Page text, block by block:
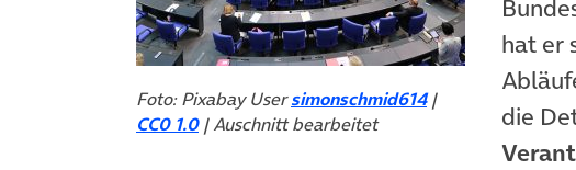
Foto: Pixabay Usersimonschmid614|
CC0 1.0| Auschnitt bearbeitet
hat er
die